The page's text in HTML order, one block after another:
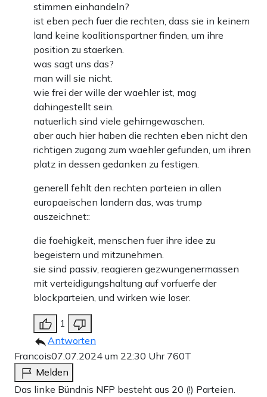
stimmen einhandeln?
ist eben pech fuer die rechten, dass sie in keinem
land keine koalitionspartner finden, um ihre
position zu staerken.
was sagt uns das?
man will sie nicht.
wie frei der wille der waehler ist, mag
dahingestellt sein.
natuerlich sind viele gehirngewaschen.
aber auch hier haben die rechten eben nicht den
richtigen zugang zum waehler gefunden, um ihren
platz in dessen gedanken zu festigen.
generell fehlt den rechten parteien in allen
europaeischen landern das, was trump
auszeichnet::
die faehigkeit, menschen fuer ihre idee zu
begeistern und mitzunehmen.
sie sind passiv, reagieren gezwungenermassen
mit verteidigungshaltung auf vorfuerfe der
blockparteien, und wirken wie loser.
1
Antworten
Francois07.07.2024 um 22:30 Uhr 760T
Melden
Das linke Bündnis NFP besteht aus 20 (!) Parteien.